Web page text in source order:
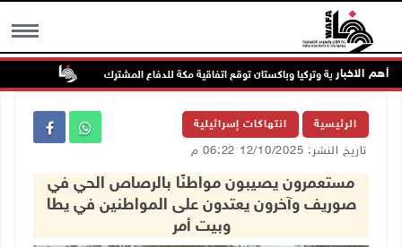
MENU أهم الاخبار
السعودية وتركيا وباكستان توقع اتفاقية مكة للدفاع المشترك
الرئيسية انتهاكات إسرائيلية
تاريخ النشر: 12/10/2025 06:22 م
مستعمرون يصيبون مواطنًا بالرصاص الحي في
صوريف وآخرون يعتدون على المواطنين في يطا
وبيت أمر